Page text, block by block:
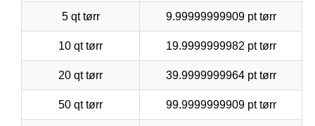
5 qt tørr 9.99999999909 pt tørr
10 qt tørr 19.9999999982 pt tørr
20 qt tørr 39.9999999964 pt tørr
50 qt tørr 99.9999999909 pt tørr